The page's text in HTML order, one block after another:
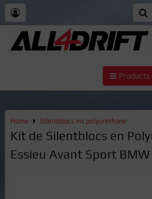
Products
Home Silentblocs en polyuréthane
Kit de Silentblocs en
Essieu Avant Sport BMW